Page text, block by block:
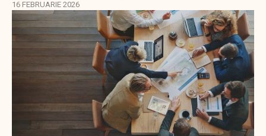
16 FEBRUARIE 2026